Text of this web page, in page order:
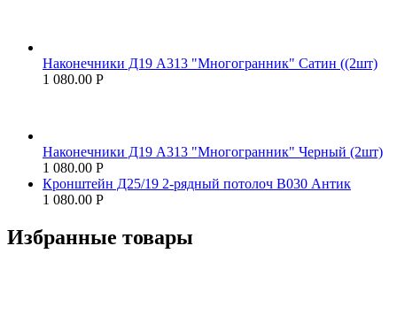
Наконечники Д19 А313 "Многогранник" Сатин ((2шт)
1 080.00 Р
Наконечники Д19 А313 "Многогранник" Черный (2шт)
1 080.00 Р
Кронштейн Д25/19 2-рядный потолоч В030 Антик
1 080.00 Р
Избранные товары